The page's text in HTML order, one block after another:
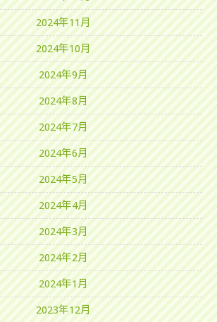
2024年11月
2024年10月
2024年9月
2024年8月
2024年7月
2024年6月
2024年5月
2024年4月
2024年3月
2024年2月
2024年1月
2023年12月